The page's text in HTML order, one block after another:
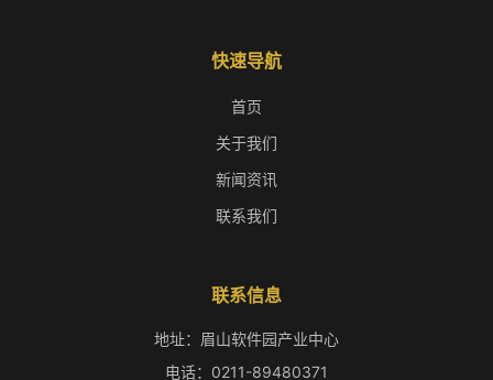
快速导航
首页
关于我们
新闻资讯
联系我们
联系信息
地址：眉山软件园产业中心
电话：0211-89480371